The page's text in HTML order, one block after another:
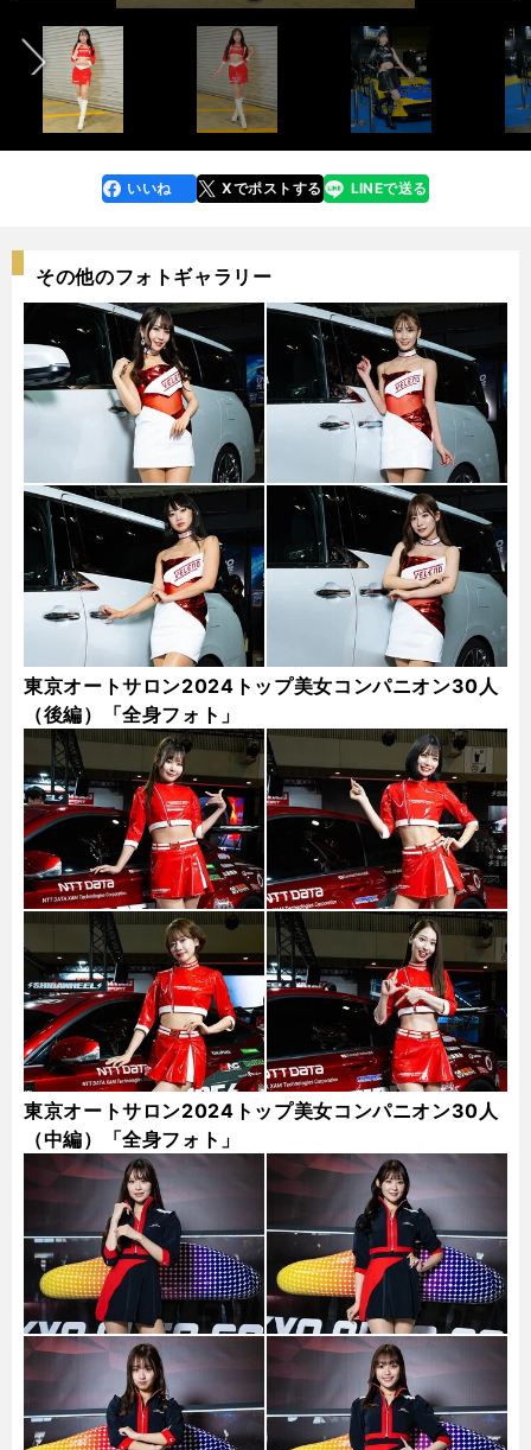
faceboo
k
いいね Xでポストする
line LINEで送る
その他のフォトギャラリー
東京オートサロン2024トップ美女コンパニオン30人
（後編）「全身フォト」
東京オートサロン2024トップ美女コンパニオン30人
（中編）「全身フォト」